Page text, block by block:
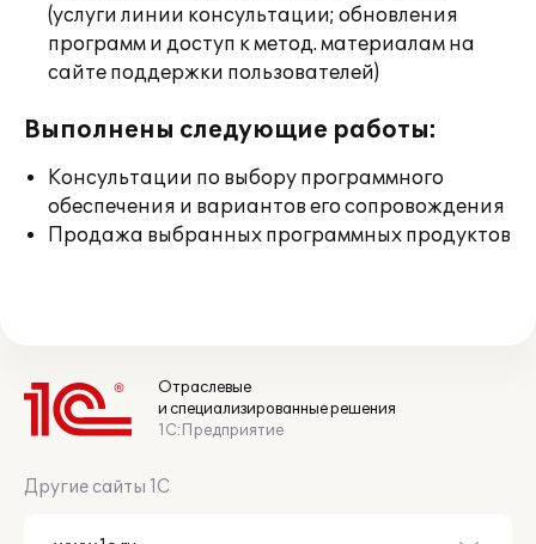
(услуги линии консультации; обновления
программ и доступ к метод. материалам на
сайте поддержки пользователей)
Выполнены следующие работы:
Консультации по выбору программного
обеспечения и вариантов его сопровождения
Продажа выбранных программных продуктов
Отраслевые
и специализированные решения
1С:Предприятие
Другие сайты 1С